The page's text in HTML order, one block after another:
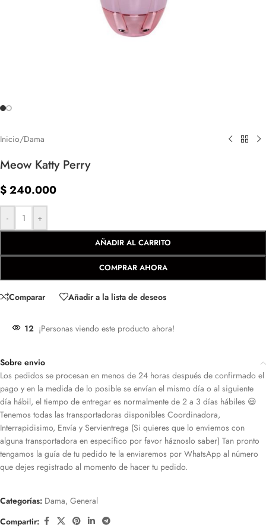
Inicio/Dama
Meow Katty Perry
$240.000
- +
AÑADIR AL CARRITO
COMPRAR AHORA
Comparar Añadir a la lista de deseos
12 ¡Personas viendo este producto ahora!
Sobre envio
Los pedidos se procesan en menos de 24 horas después de confirmado el
pago y en la medida de lo posible se envían el mismo día o al siguiente
día hábil, el tiempo de entregar es normalmente de 2 a 3 días hábiles 😃
Tenemos todas las transportadoras disponibles Coordinadora,
Interrapidisimo, Envía y Servientrega (Si quieres que lo enviemos con
alguna transportadora en específico por favor háznoslo saber) Tan pronto
tengamos la guía de tu pedido te la enviaremos por WhatsApp al número
que dejes registrado al momento de hacer tu pedido.
Categorías: Dama, General
Compartir: